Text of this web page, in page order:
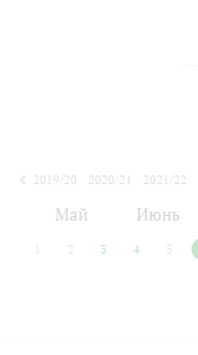
2019/20
2020/21 2021/22
Май Июнь
2 3 4 5